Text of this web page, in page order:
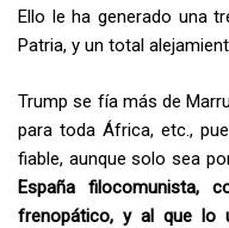
Ello le ha generado una
Patria, y un total
Trump se fía más de
para toda África, etc.,
fiable, aunque solo sea
España filocomunista,
frenopático, y al que lo